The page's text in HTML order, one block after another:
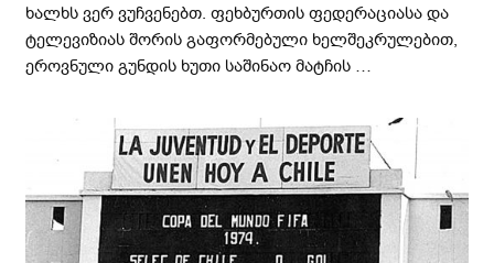
ხალხს ვერ ვუჩვენებთ. ფეხბურთის ფედერაციასა და
ტელევიზიას შორის გაფორმებული ხელშეკრულებით,
ეროვნული გუნდის ხუთი საშინაო მატჩის …